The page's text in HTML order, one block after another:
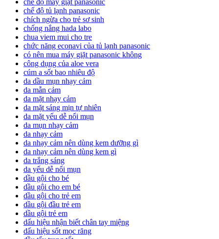
chế độ máy giặt panasonic
chế độ tủ lạnh panasonic
chích ngừa cho trẻ sơ sinh
chống nắng hada labo
chua viem mui cho tre
chức năng econavi của tủ lạnh panasonic
có nên mua máy giặt panasonic không
công dụng của aloe vera
cúm a sốt bao nhiêu độ
da dầu mụn nhạy cảm
da mẫn cảm
da mặt nhạy cảm
da mặt sáng mịn tự nhiên
da mặt yếu dễ nổi mụn
da mụn nhạy cảm
da nhạy cảm
da nhạy cảm nên dùng kem dưỡng gì
da nhạy cảm nên dùng kem gì
da trắng sáng
da yếu dễ nổi mụn
dầu gội cho bé
dầu gội cho em bé
dầu gội cho trẻ em
dầu gội đầu trẻ em
dầu gội trẻ em
dấu hiệu nhận biết chân tay miệng
dấu hiệu sốt mọc răng